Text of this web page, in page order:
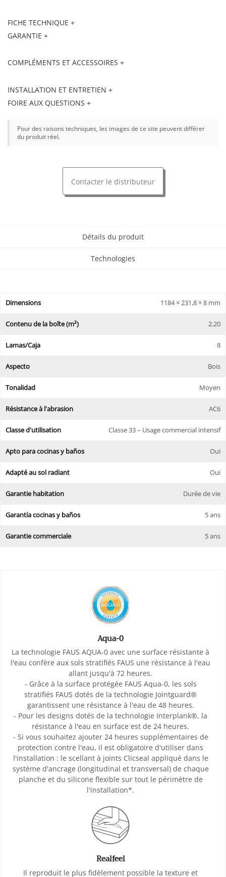
FICHE TECHNIQUE +
GARANTIE +
COMPLÉMENTS ET ACCESSOIRES +
INSTALLATION ET ENTRETIEN +
FOIRE AUX QUESTIONS +
Pour des raisons techniques, les images de ce site peuvent différer
du produit réel.
Contacter le distributeur
Détails du produit
Technologies
Dimensions 1184 × 231,8 × 8 mm
Contenu de la boîte (m²) 2.20
Lamas/Caja 8
Aspecto Bois
Tonalidad Moyen
Résistance à l'abrasion AC6
Classe d'utilisation Classe 33 – Usage commercial intensif
Apto para cocinas y baños Oui
Adapté au sol radiant Oui
Garantie habitation Durée de vie
Garantía cocinas y baños 5 ans
Garantie commerciale 5 ans
Aqua-0
La technologie FAUS AQUA-0 avec une surface résistante à
l'eau confère aux sols stratifiés FAUS une résistance à l'eau
allant jusqu'à 72 heures.
- Grâce à la surface protégée FAUS Aqua-0, les sols
stratifiés FAUS dotés de la technologie Jointguard®
garantissent une résistance à l'eau de 48 heures.
- Pour les designs dotés de la technologie Interplank®, la
résistance à l'eau en surface est de 24 heures.
- Si vous souhaitez ajouter 24 heures supplémentaires de
protection contre l'eau, il est obligatoire d'utiliser dans
l'installation : le scellant à joints Clicseal appliqué dans le
système d'ancrage (longitudinal et transversal) de chaque
planche et du silicone flexible sur tout le périmètre de
l'installation*.
Realfeel
Il reproduit le plus fidèlement possible la texture et